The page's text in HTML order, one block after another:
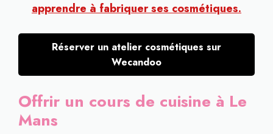
apprendre à fabriquer ses cosmétiques.
Réserver un atelier cosmétiques sur
Wecandoo
Offrir un cours de cuisine à Le
Mans